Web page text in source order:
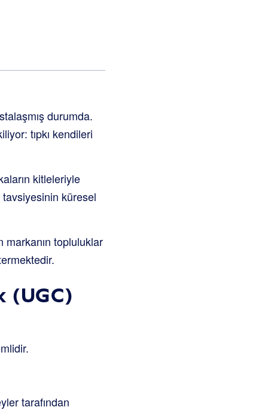
durumda.
tıpkı kendileri
kitleleriyle
küresel
markanın topluluklar
(UGC)
tarafından